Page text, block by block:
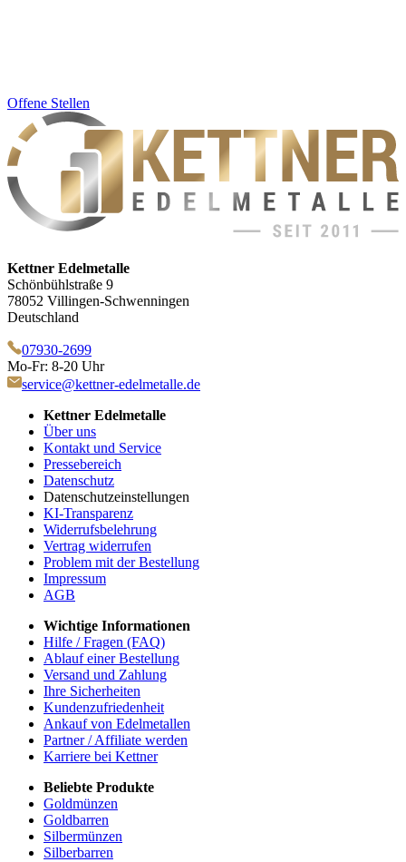
Offene Stellen
Kettner Edelmetalle
Schönbühlstraße 9
78052 Villingen-Schwenningen
Deutschland
07930-2699
Mo-Fr: 8-20 Uhr
service@kettner-edelmetalle.de
Kettner Edelmetalle
Über uns
Kontakt und Service
Pressebereich
Datenschutz
Datenschutzeinstellungen
KI-Transparenz
Widerrufsbelehrung
Vertrag widerrufen
Problem mit der Bestellung
Impressum
AGB
Wichtige Informationen
Hilfe / Fragen (FAQ)
Ablauf einer Bestellung
Versand und Zahlung
Ihre Sicherheiten
Kundenzufriedenheit
Ankauf von Edelmetallen
Partner / Affiliate werden
Karriere bei Kettner
Beliebte Produkte
Goldmünzen
Goldbarren
Silbermünzen
Silberbarren